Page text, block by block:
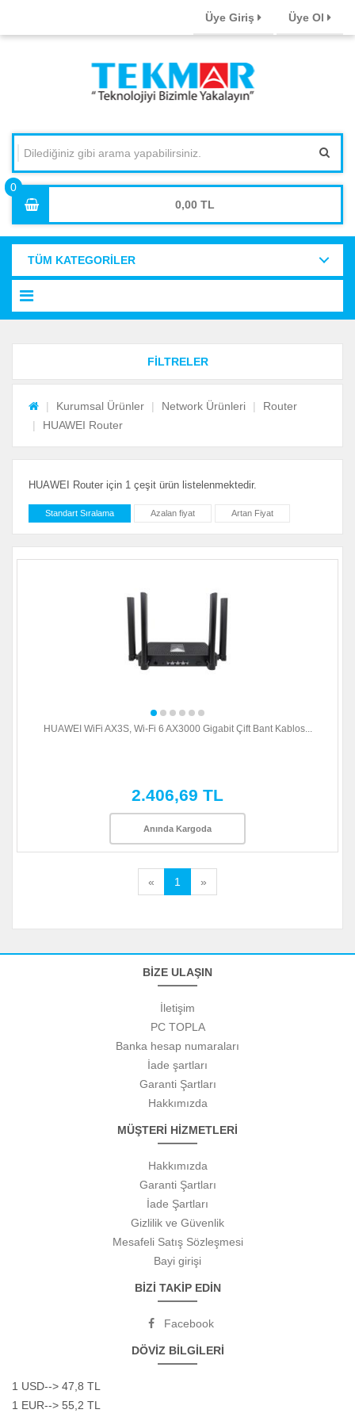
Üye Giriş Üye Ol
0,00
TÜM KATEGORİLER
FİLTRELER
Kurumsal Ürünler Network Ürünleri
Router
HUAWEI Router
HUAWEI Router için 1 çeşit ürün listelenmektedir.
Standart Sıralama Azalan fiyat Artan Fiyat
HUAWEI WiFi AX3S, Wi-Fi 6 AX3000 Gigabit Çift Bant Kablos...
2.406,69 TL
Anında Kargoda
« 1 »
BİZE ULAŞIN
İletişim
PC TOPLA
Banka hesap numaraları
İade şartları
Garanti Şartları
Hakkımızda
MÜŞTERİ HİZMETLERİ
Hakkımızda
Garanti Şartları
İade Şartları
Gizlilik ve Güvenlik
Mesafeli Satış Sözleşmesi
Bayi girişi
BİZİ TAKİP EDİN
Facebook
DÖVİZ BİLGİLERİ
1 USD--> 47,8 TL
1 EUR--> 55,2 TL